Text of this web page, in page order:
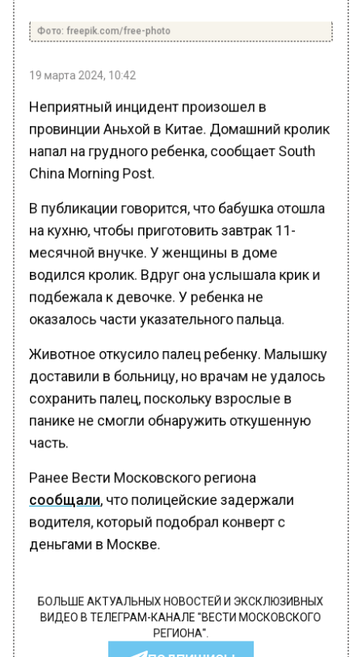
Фото: freepik.com/free-photo
19 марта 2024, 10:42
Неприятный инцидент произошел в
провинции Аньхой в Китае. Домашний кролик
напал на грудного ребенка, сообщает South
China Morning Post.
В публикации говорится, что бабушка отошла
на кухню, чтобы приготовить завтрак 11-
месячной внучке. У женщины в доме
водился кролик. Вдруг она услышала крик и
подбежала к девочке. У ребенка не
оказалось части указательного пальца.
Животное откусило палец ребенку. Малышку
доставили в больницу, но врачам не удалось
сохранить палец, поскольку взрослые в
панике не смогли обнаружить откушенную
часть.
Ранее Вести Московского региона
сообщали, что полицейские задержали
водителя, который подобрал конверт с
деньгами в Москве.
БОЛЬШЕ АКТУАЛЬНЫХ НОВОСТЕЙ И ЭКСКЛЮЗИВНЫХ
ВИДЕО В ТЕЛЕГРАМ-КАНАЛЕ "ВЕСТИ МОСКОВСКОГО
РЕГИОНА".